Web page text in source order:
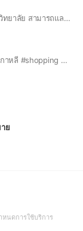
กลุ่มนี้จัดขึ้นเพื่อพูดคุยเกี่ยวกับการเข้ามหาวิทยาลัย สามารถแลกเปลี่ยนข้อมูลและความรู้ได้เลยค่ะ #dek70 #dek71 #dek72 #เด็กซิ่ว
#preorder #พรีออเดอร์ #ของญี่ปุ่น #ของเกาหลี #shopping #ของใช้แม่และเด็ก #หิ้วของญี่ปุ่น #หิ้วของเกาหลี
ย
หนดการใช้บริการ(Open